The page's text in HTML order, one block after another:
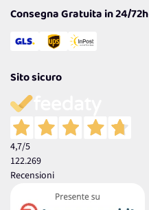
Consegna Gratuita in 24/72h
Sito sicuro
4,7/5
122.269
Recensioni